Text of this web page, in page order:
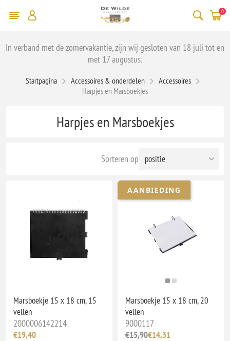
0
In verband met de zomervakantie, zijn wij gesloten van 18 juli tot en
met 17 augustus.
Startpagina Accessoires & onderdelen
Accessoires
Harpjes en Marsboekjes
Harpjes en Marsboekjes
Sorteren op
Marsboekje 15 x 18 cm, 15
vellen
2000006142214
€19,40
AANBIEDING
Marsboekje 15 x 18 cm, 20
vellen
9000117
€15,90€14,31